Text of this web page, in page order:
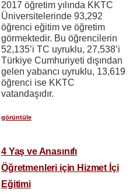
2017 öğretim yılında KKTC
Üniversitelerinde 93,292
öğrenci eğitim ve öğretim
görmektedir. Bu öğrencilerin
52,135’i TC uyruklu, 27,538’i
Türkiye Cumhuriyeti dışından
gelen yabancı uyruklu, 13,619
öğrenci ise KKTC
vatandaşıdır.
görüntüle
4 Yaş ve Anasınıfı
Öğretmenleri için Hizmet İçi
Eğitimi